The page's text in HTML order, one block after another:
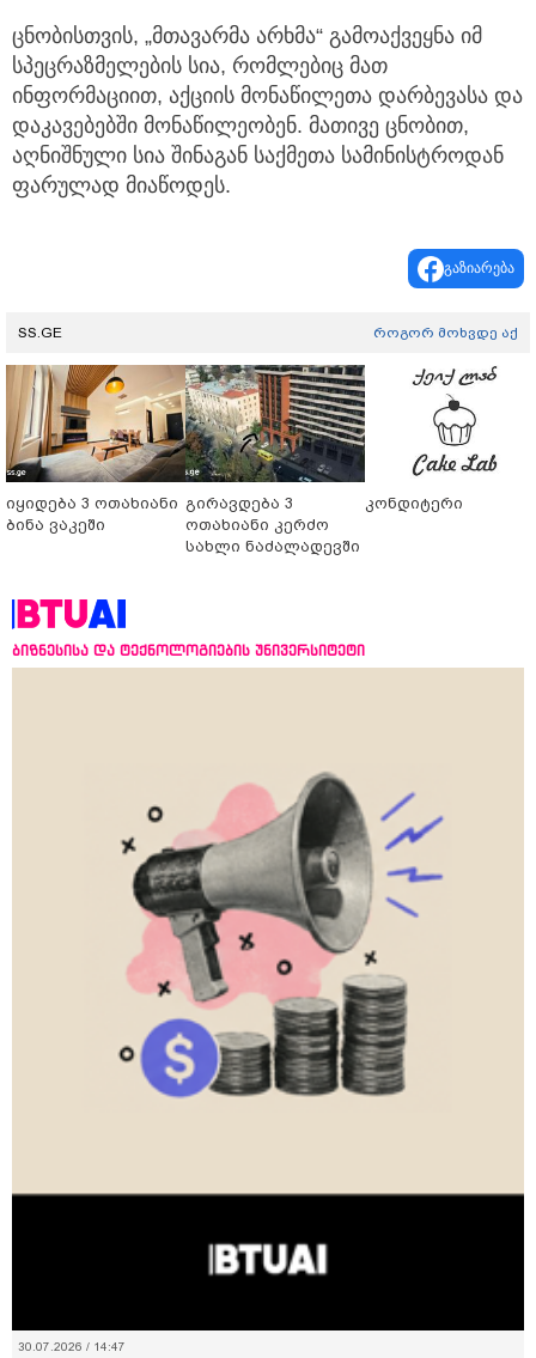
ცნობისთვის, „მთავარმა არხმა“ გამოაქვეყნა იმ
სპეცრაზმელების სია, რომლებიც მათ
ინფორმაციით, აქციის მონაწილეთა დარბევასა და
დაკავებებში მონაწილეობენ. მათივე ცნობით,
აღნიშნული სია შინაგან საქმეთა სამინისტროდან
ფარულად მიაწოდეს.
გაზიარება
SS.GE როგორ მოხვდე აქ
იყიდება 3 ოთახიანი
ბინა ვაკეში
გირავდება 3
ოთახიანი კერძო
სახლი ნაძალადევში
კონდიტერი
ბიზნესისა და ტექნოლოგიების უნივერსიტეტი
30.07.2026 / 14:47